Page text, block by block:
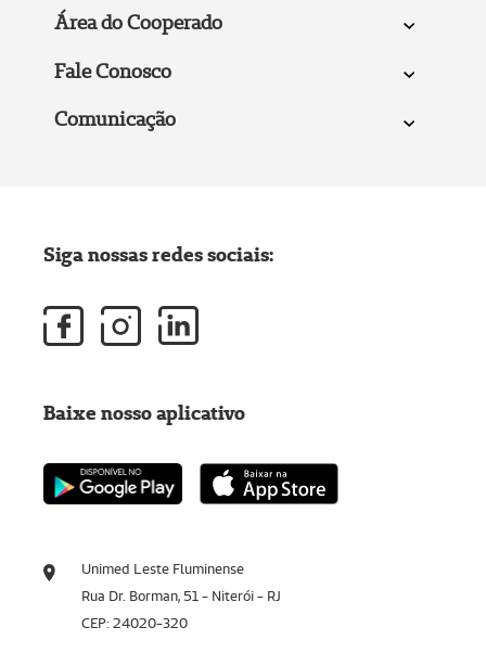
Área do Cooperado
Fale Conosco
Comunicação
Unimed Leste Fluminense
Rua Dr. Borman, 51 - Niterói - RJ
CEP: 24020-320
Siga nossas redes sociais:
Baixe nosso aplicativo